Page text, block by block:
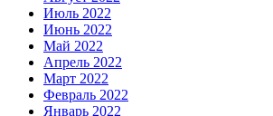
Июль 2022
Июнь 2022
Май 2022
Апрель 2022
Март 2022
Февраль 2022
Январь 2022